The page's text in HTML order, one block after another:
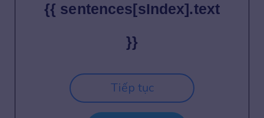
{{ sentences[sIndex].text
}}
Tiếp tục